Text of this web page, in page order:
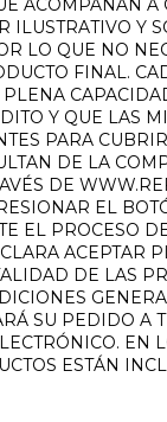
ACOMPAÑAN A
ILUSTRATIVO Y
LO QUE NO
FINAL.
Y QUE LAS
PARA
DE LA
DE
EL
EL PROCESO
ACEPTAR
DE LAS
SU PEDIDO A
EN
ESTÁN